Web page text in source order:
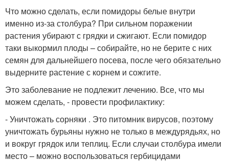
Что можно сделать, если помидоры белые внутри
именно из-за столбура? При сильном поражении
растения убирают с грядки и сжигают. Если помидор
таки выкормил плоды – собирайте, но не берите с них
семян для дальнейшего посева, после чего обязательно
выдерните растение с корнем и сожгите.
Это заболевание не подлежит лечению. Все, что мы
можем сделать, - провести профилактику:
- Уничтожать сорняки . Это питомник вирусов, поэтому
уничтожать бурьяны нужно не только в междурядьях, но
и вокруг грядок или теплиц. Если случаи столбура имели
место – можно воспользоваться гербицидами